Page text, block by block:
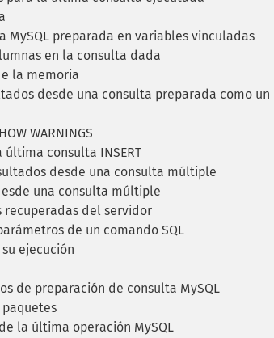
preparada en variables vinculadas
en la consulta dada
la memoria
desde una consulta preparada como un
WARNINGS
consulta INSERT
desde una consulta múltiple
una consulta múltiple
del servidor
de un comando SQL
ejecución
de preparación de consulta MySQL
la última operación MySQL